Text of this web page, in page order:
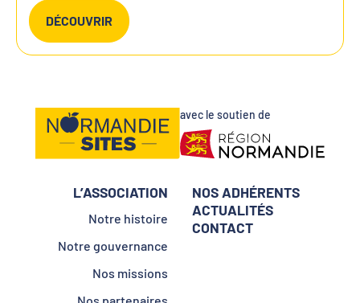
DÉCOUVRIR
avec le soutien de
L’ASSOCIATION
Notre histoire
Notre gouvernance
Nos missions
NOS ADHÉRENTS
ACTUALITÉS
CONTACT